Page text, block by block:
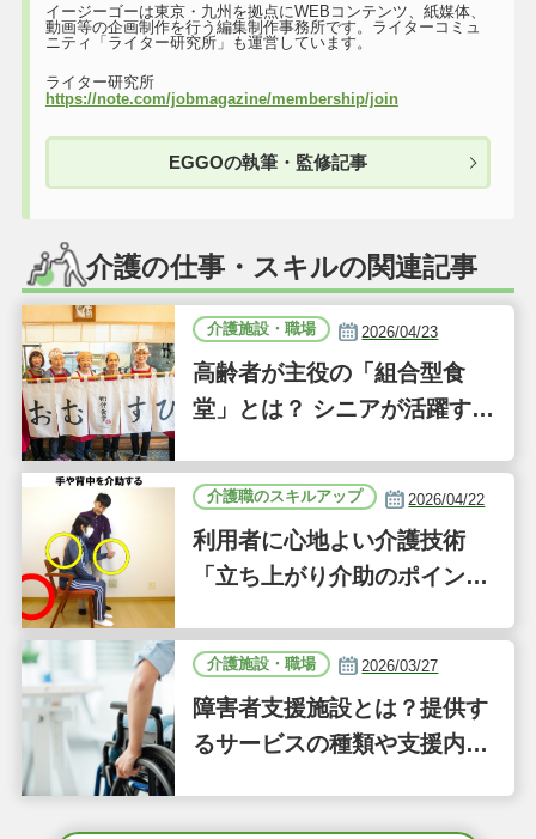
イージーゴーは東京・九州を拠点にWEBコンテンツ、紙媒体、
動画等の企画制作を行う編集制作事務所です。ライターコミュ
ニティ「ライター研究所」も運営しています。
ライター研究所
https://note.com/jobmagazine/membership/join
EGGOの執筆・監修記事
介護の仕事・スキルの関連記事
介護施設・職場 2026/04/23
高齢者が主役の「組合型食
堂」とは？ シニアが活躍する
D」に注目｜気になるあの介
護施設
介護職のスキルアップ 2026/04/22
利用者に心地よい介護技術
「立ち上がり介助のポイン
（41）
介護施設・職場 2026/03/27
障害者支援施設とは？提供す
るサービスの種類や支援内容